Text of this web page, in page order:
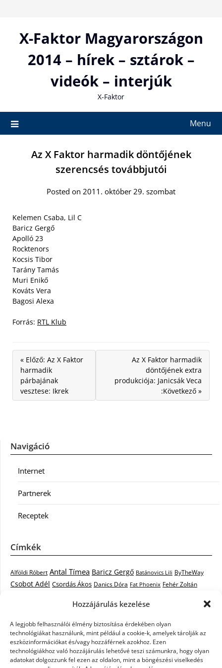
Hozzájárulás kezelése
A legjobb felhasználói élmény biztosítása érdekében olyan
technológiákat használunk, mint például a cookie-k, amelyek tárolják az
eszközinformációkat és/vagy hozzáférnek azokhoz. Ezen
technológiákhoz való hozzájárulás lehetővé teszi számunkra, hogy olyan
adatokat dolgozzunk fel ezen az oldalon, mint a böngészési viselkedés
contentX-Faktor Magyarországon
2014 – hírek – sztárok –
videók – interjúk
X-Faktor
Menu
Az X Faktor harmadik döntőjének
szerencsés továbbjutói
Posted on 2011. október 29. szombat
Kelemen Csaba, Lil C
Baricz Gergő
Apolló 23
Rocktenors
Kocsis Tibor
Tarány Tamás
Muri Enikő
Kováts Vera
Bagosi Alexa
Forrás: RTL Klub
« Előző: Az X Faktor
harmadik
párbajának
vesztese: Ikrek
Az X Faktor harmadik
döntőjének extra
produkciója: Janicsák Veca
:Következő »
Navigáció
Internet
Partnerek
Receptek
Címkék
Alföldi Róbert Antal Tímea Baricz Gergő Batánovics Lili ByTheWay
Csobot Adél Csordás Ákos Danics Dóra Fat Phoenix Fehér Zoltán
Kovács László Stone
Krasznai Tünde Like LiL C. Malek Miklós mentor Muri Enikő
Nagy Feró Oláh Gergő Péterffy Lili Rocktenors RTL Klub
Cowell Szabó Dávid Szabó Ádám Szikora Róbert Takács Nikolas
Vastag Csaba